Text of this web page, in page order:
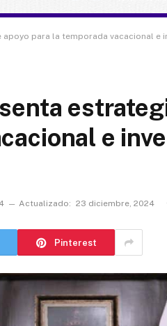
para la temporada vacacional e
e
Actualizado: 23 diciembre, 2024
Pinterest